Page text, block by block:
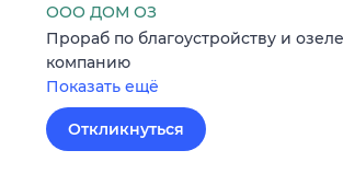
ООО ДОМ ОЗ
Прораб по благоустройству и
компанию
Показать ещё
Откликнуться